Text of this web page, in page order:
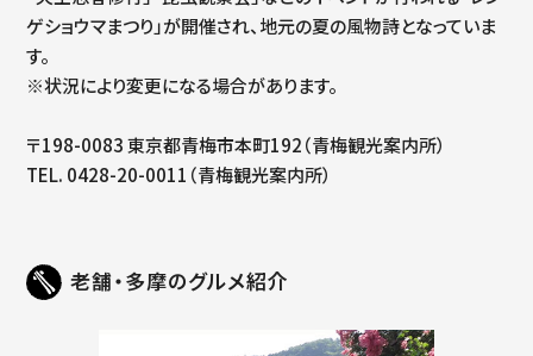
ゲショウマまつり」が開催され、地元の夏の風物詩となっていま
す。
※状況により変更になる場合があります。
〒198-0083 東京都青梅市本町192（青梅観光案内所）
TEL. 0428-20-0011（青梅観光案内所）
老舗・多摩のグルメ紹介